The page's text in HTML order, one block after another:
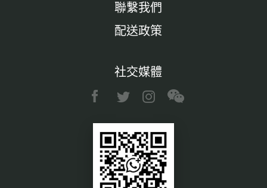
聯繫我們
配送政策
社交媒體